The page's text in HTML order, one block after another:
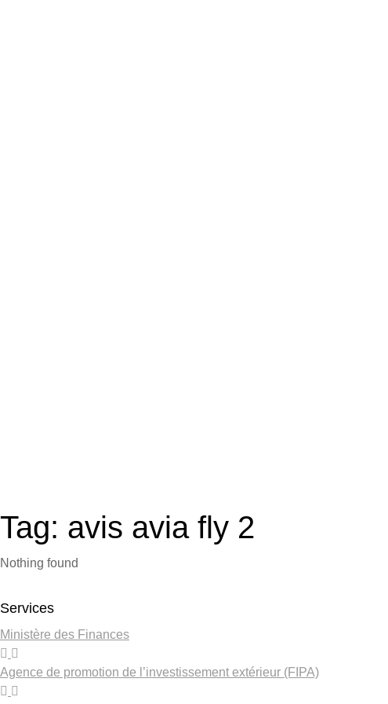
Tag: avis avia fly 2
Nothing found
Services
Ministère des Finances
Agence de promotion de l’investissement extérieur (FIPA)